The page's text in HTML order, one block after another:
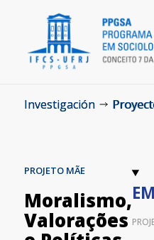
Investigación
PROJETO MÃE
Moralismo,
Valorações